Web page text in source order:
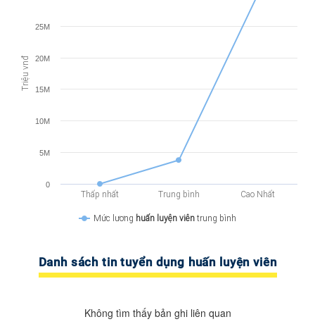
Triệu vnđ
Mức lương huấn luyện viên trung bình
Thấp nhất Trung bình Cao Nhất
0
5M
10M
15M
20M
25M
Danh sách tin tuyển dụng huấn luyện viên
Không tìm thấy bản ghi liên quan